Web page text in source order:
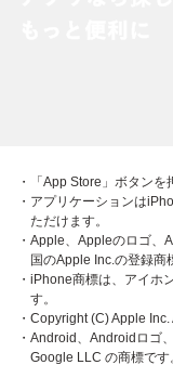
・「App Store」ボタンを
・アプリケーションは
ただけます。
・Apple、Appleのロゴ、
国のApple Inc.の登録商
・iPhone商標は、アイホ
す。
・Copyright (C) Apple
・Android、Androidロゴ
Google LLC の商標です